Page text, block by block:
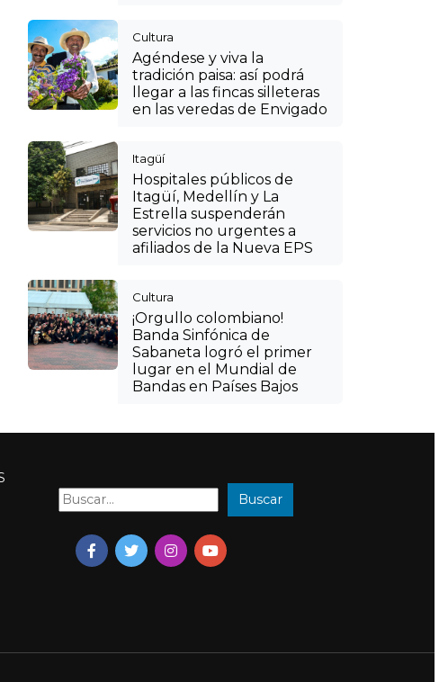
Banda Sinfónica de
Sabaneta logró el primer
lugar en el Mundial de
Bandas en Países Bajos
Buscar: Buscar